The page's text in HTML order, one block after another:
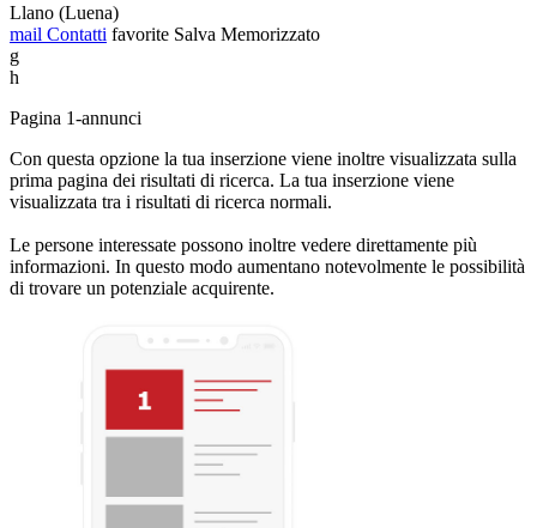
Llano (Luena)
mail Contatti favorite Salva Memorizzato
g
h
Pagina 1-annunci
Con questa opzione la tua inserzione viene inoltre visualizzata sulla
prima pagina dei risultati di ricerca. La tua inserzione viene
visualizzata tra i risultati di ricerca normali.
Le persone interessate possono inoltre vedere direttamente più
informazioni. In questo modo aumentano notevolmente le possibilità
di trovare un potenziale acquirente.